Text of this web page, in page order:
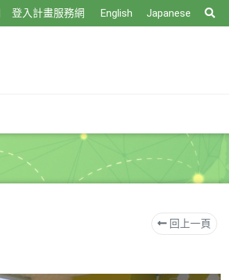
登入計畫服務網 English Japanese
尋
回上一頁